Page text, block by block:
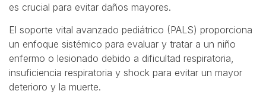
es crucial para evitar daños mayores.
El soporte vital avanzado pediátrico (PALS) proporciona
un enfoque sistémico para evaluar y tratar a un niño
enfermo o lesionado debido a dificultad respiratoria,
insuficiencia respiratoria y shock para evitar un mayor
deterioro y la muerte.